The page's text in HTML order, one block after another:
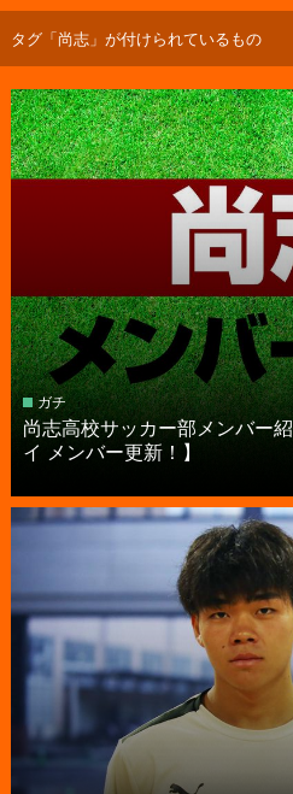
タグ「尚志」が付けられているもの
ガチ
尚志高校サッカー部メンバー
イ メンバー更新！】